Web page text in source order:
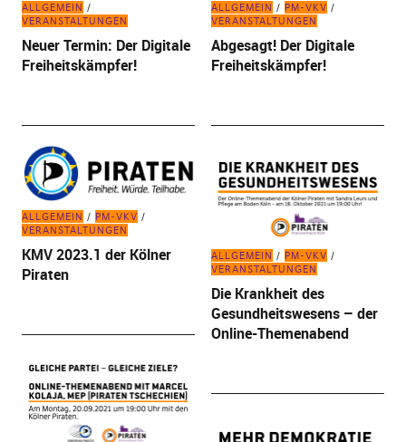
ALLGEMEIN
VERANSTALTUNGEN
Neuer Termin: Der Digitale
Freiheitskämpfer!
ALLGEMEIN
PM-VKV
VERANSTALTUNGEN
Abgesagt! Der Digitale
Freiheitskämpfer!
ALLGEMEIN
PM-VKV
VERANSTALTUNGEN
KMV 2023.1 der Kölner
Piraten
ALLGEMEIN
PM-VKV
VERANSTALTUNGEN
Die Krankheit des
Gesundheitswesens – der
Online-Themenabend